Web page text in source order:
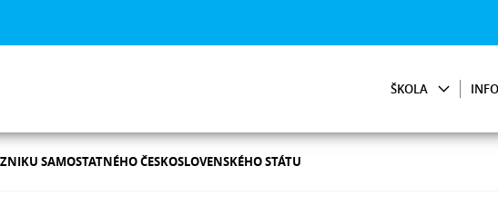
ŠKOLA
SAMOSTATNÉHO ČESKOSLOVENSKÉHO STÁTU